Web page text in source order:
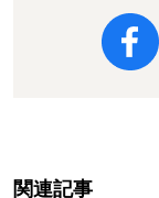
関連記事